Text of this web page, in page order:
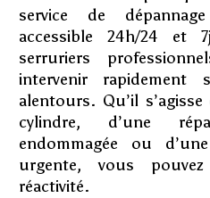
service de
accessible 24h/24 et
serruriers
intervenir rapidement
alentours. Qu’il
cylindre, d’une
endommagée ou
urgente, vous
réactivité.